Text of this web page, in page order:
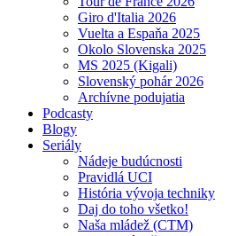
Giro d'Italia 2026
Vuelta a Espaňa 2025
Okolo Slovenska 2025
MS 2025 (Kigali)
Slovenský pohár 2026
Archívne podujatia
Podcasty
Blogy
Seriály
Nádeje budúcnosti
Pravidlá UCI
História vývoja techniky
Daj do toho všetko!
Naša mládež (CTM)